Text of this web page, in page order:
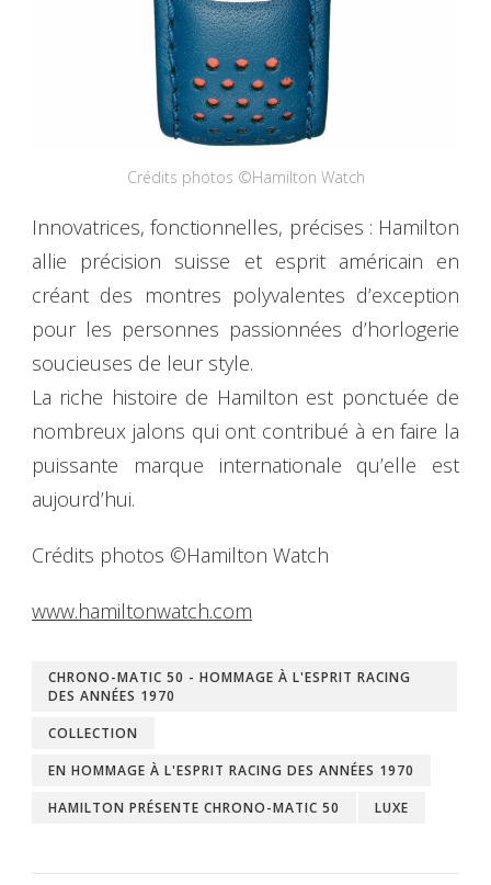
Crédits photos ©Hamilton Watch
Innovatrices, fonctionnelles, précises : Hamilton
allie précision suisse et esprit américain en
créant des montres polyvalentes d’exception
pour les personnes passionnées d’horlogerie
soucieuses de leur style.
La riche histoire de Hamilton est ponctuée de
nombreux jalons qui ont contribué à en faire la
puissante marque internationale qu’elle est
aujourd’hui.
Crédits photos ©Hamilton Watch
www.hamiltonwatch.com
CHRONO-MATIC 50 - HOMMAGE À L'ESPRIT RACING
DES ANNÉES 1970
COLLECTION
EN HOMMAGE À L'ESPRIT RACING DES ANNÉES 1970
HAMILTON PRÉSENTE CHRONO-MATIC 50
LUXE